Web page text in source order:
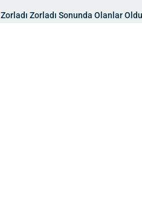
Zorladı Zorladı Sonunda Olanlar